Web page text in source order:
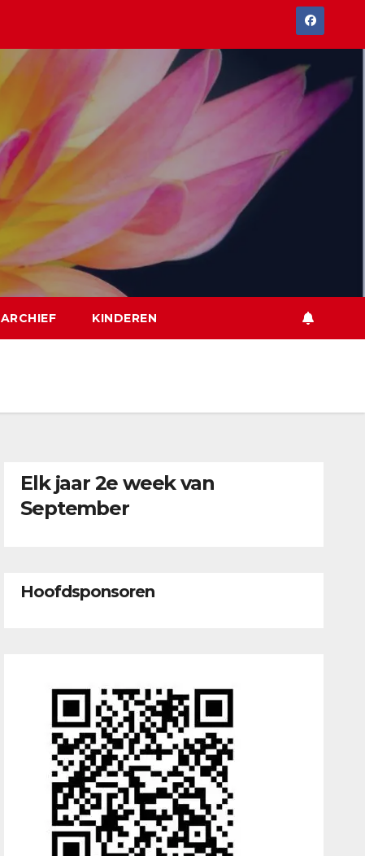
ARCHIEF KINDEREN
Elk jaar 2e week van
September
Hoofdsponsoren